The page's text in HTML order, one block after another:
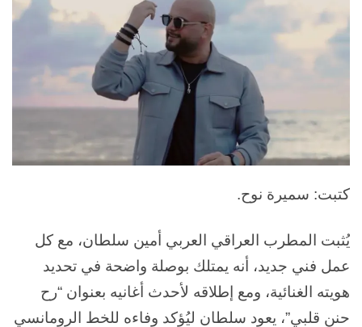
كتبت: سميرة نوح.
يُثبت المطرب العراقي العربي أمين سلطان، مع كل
عمل فني جديد، أنه يمتلك بوصلة واضحة في تحديد
هويته الغنائية، ومع إطلاقه لأحدث أغانيه بعنوان “رح
حنن قلبي”، يعود سلطان ليُؤكد وفاءه للخط الرومانسي